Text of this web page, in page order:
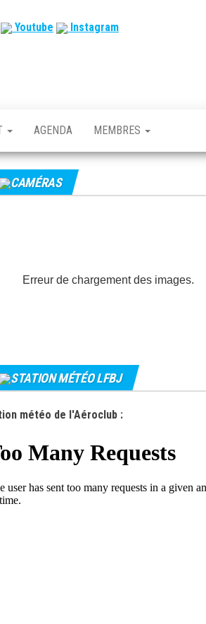
Youtube Instagram
AGENDA MEMBRES
CAMÉRAS
Erreur de chargement des images.
STATION MÉTÉO LFBJ
météo de l'Aéroclub :